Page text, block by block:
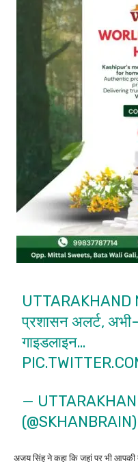
UTTARAKHAND
प्रशासन अलर्ट,
गाइडलाइन…
—
अजय सिंह ने कहा कि जहां पर भी आपकी